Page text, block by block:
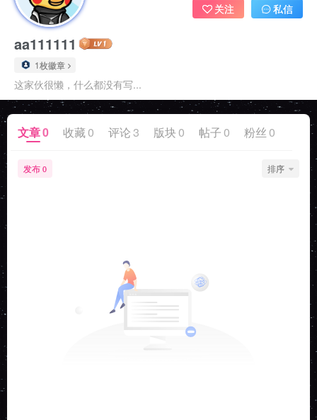
aa111111
1枚徽章
这家伙很懒，什么都没有写...
关注 私信
文章0 收藏 0 评论 3 版块 0 帖子 0 粉丝 0
发布 0 排序